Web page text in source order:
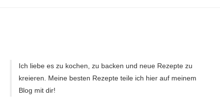
Ich liebe es zu kochen, zu backen und neue Rezepte zu
kreieren. Meine besten Rezepte teile ich hier auf meinem
Blog mit dir!